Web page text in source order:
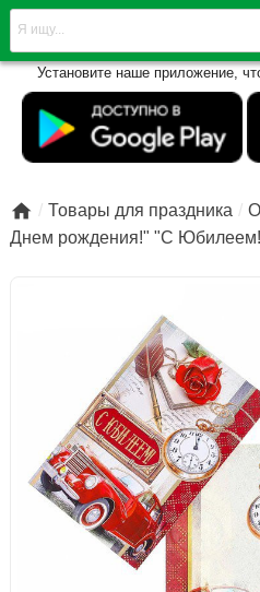
Установите наше приложение,
 Товары для праздника
Днем рождения!" "С